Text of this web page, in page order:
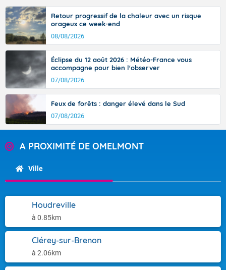
Retour progressif de la chaleur avec un risque
orageux ce week-end
08/08/2026
Éclipse du 12 août 2026 : Météo-France vous
accompagne pour bien l'observer
07/08/2026
Feux de forêts : danger élevé dans le Sud
07/08/2026
A PROXIMITÉ DE OMELMONT
Ville
Houdreville
à 0.85km
Clérey-sur-Brenon
à 2.06km